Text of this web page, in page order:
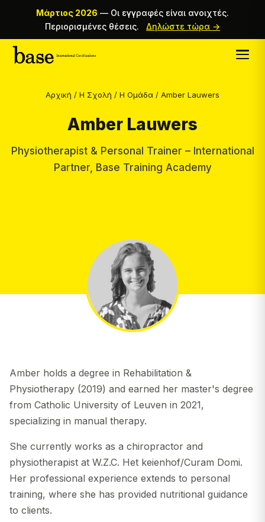
Μάρτιος 2026 — Οι εγγραφές είναι ανοιχτές.
Περιορισμένες θέσεις.
Δηλώστε τώρα →
Αρχική / Η Σχολή / Η Ομάδα / Amber Lauwers
Amber Lauwers
Physiotherapist & Personal Trainer – International
Partner, Base Training Academy
Amber holds a degree in Rehabilitation &
Physiotherapy (2019) and earned her master's degree
from Catholic University of Leuven in 2021,
specializing in manual therapy.
She currently works as a chiropractor and
physiotherapist at W.Z.C. Het keienhof/Curam Domi.
Her professional experience extends to personal
training, where she has provided nutritional guidance
to clients.